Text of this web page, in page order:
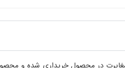
در محصول خریداری شده و